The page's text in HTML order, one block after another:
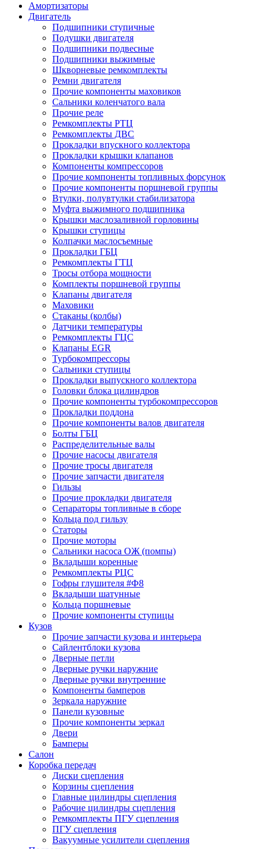
Амортизаторы
Двигатель
Подшипники ступичные
Подушки двигателя
Подшипники подвесные
Подшипники выжимные
Шкворневые ремкомплекты
Ремни двигателя
Прочие компоненты маховиков
Сальники коленчатого вала
Прочие реле
Ремкомплекты РТЦ
Ремкомплекты ДВС
Прокладки впускного коллектора
Прокладки крышки клапанов
Компоненты компрессоров
Прочие компоненты топливных форсунок
Прочие компоненты поршневой группы
Втулки, полувтулки стабилизатора
Муфта выжимного подшипника
Крышки маслозаливной горловины
Крышки ступицы
Колпачки маслосъемные
Прокладки ГБЦ
Ремкомплекты ГТЦ
Тросы отбора мощности
Комплекты поршневой группы
Клапаны двигателя
Маховики
Стаканы (колбы)
Датчики температуры
Ремкомплекты ГЦС
Клапаны EGR
Турбокомпрессоры
Сальники ступицы
Прокладки выпускного коллектора
Головки блока цилиндров
Прочие компоненты турбокомпрессоров
Прокладки поддона
Прочие компоненты валов двигателя
Болты ГБЦ
Распределительные валы
Прочие насосы двигателя
Прочие тросы двигателя
Прочие запчасти двигателя
Гильзы
Прочие прокладки двигателя
Сепараторы топливные в сборе
Кольца под гильзу
Статоры
Прочие моторы
Сальники насоса ОЖ (помпы)
Вкладыши коренные
Ремкомплекты РЦС
Гофры глушителя #Ф8
Вкладыши шатунные
Кольца поршневые
Прочие компоненты ступицы
Кузов
Прочие запчасти кузова и интерьера
Сайлентблоки кузова
Дверные петли
Дверные ручки наружние
Дверные ручки внутренние
Компоненты бамперов
Зеркала наружние
Панели кузовные
Прочие компоненты зеркал
Двери
Бамперы
Салон
Коробка передач
Диски сцепления
Корзины сцепления
Главные цилиндры сцепления
Рабочие цилиндры сцепления
Ремкомплекты ПГУ сцепления
ПГУ сцепления
Вакуумные усилители сцепления